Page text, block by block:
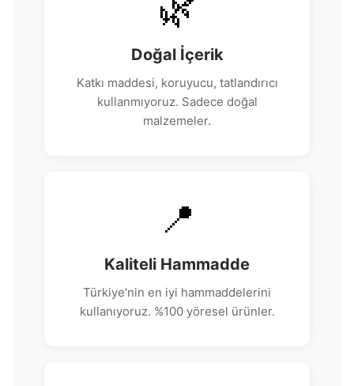
🌿
Doğal İçerik
Katkı maddesi, koruyucu, tatlandırıcı
kullanmıyoruz. Sadece doğal
malzemeler.
📍
Kaliteli Hammadde
Türkiye'nin en iyi hammaddelerini
kullanıyoruz. %100 yöresel ürünler.